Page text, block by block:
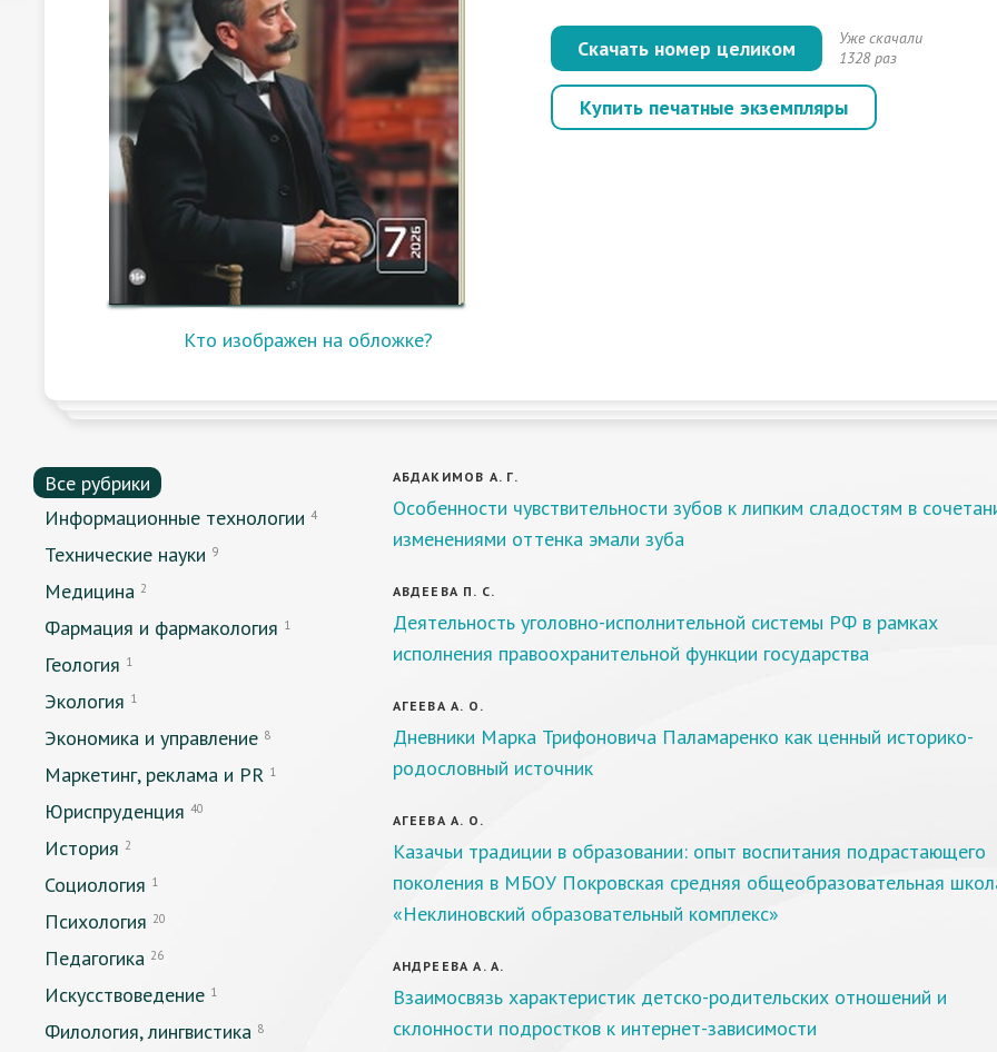
Кто изображен на обложке?
Скачать номер целиком
Уже скачали
1328 раз
Купить печатные экземпляры
Все рубрики
Информационные технологии 4
Технические науки 9
Медицина 2
Фармация и фармакология 1
Геология 1
Экология 1
Экономика и управление 8
Маркетинг, реклама и PR 1
Юриспруденция 40
История 2
Социология 1
Психология 20
Педагогика 26
Искусствоведение 1
Филология, лингвистика 8
АБДАКИМОВ А. Г.
Особенности чувствительности зубов к липким сладостям в
изменениями оттенка эмали зуба
АВДЕЕВА П. С.
Деятельность уголовно-исполнительной системы РФ в рамках
исполнения правоохранительной функции государства
АГЕЕВА А. О.
Дневники Марка Трифоновича Паламаренко как ценный историко-
родословный источник
АГЕЕВА А. О.
Казачьи традиции в образовании: опыт воспитания подрастающего
поколения в МБОУ Покровская средняя общеобразовательная
«Неклиновский образовательный комплекс»
АНДРЕЕВА А. А.
Взаимосвязь характеристик детско-родительских отношений и
склонности подростков к интернет-зависимости